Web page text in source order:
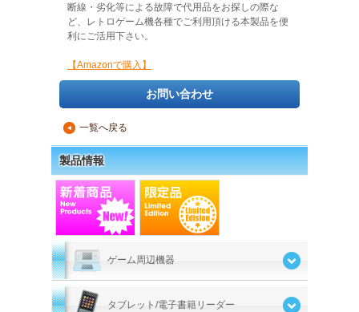
断線・劣化等による故障で代用品をお探しの際な
ど、レトロゲーム機各種でご利用頂ける本製品を便
利にご活用下さい。
【Amazonで購入】
お問い合わせ
▲ 一覧へ戻る
製品情報
ゲーム周辺機器
タブレット/電子書籍リーダー